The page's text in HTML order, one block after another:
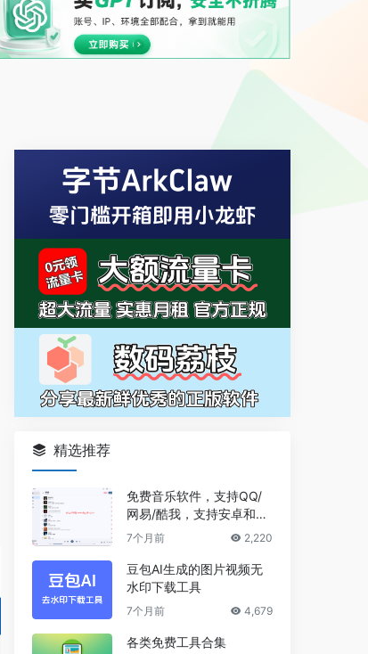
精选推荐
免费音乐软件，支持QQ/
网易/酷我，支持安卓和Wi
ndows平台
7个月前 2,220
豆包AI生成的图片视频无
水印下载工具
7个月前 4,679
各类免费工具合集